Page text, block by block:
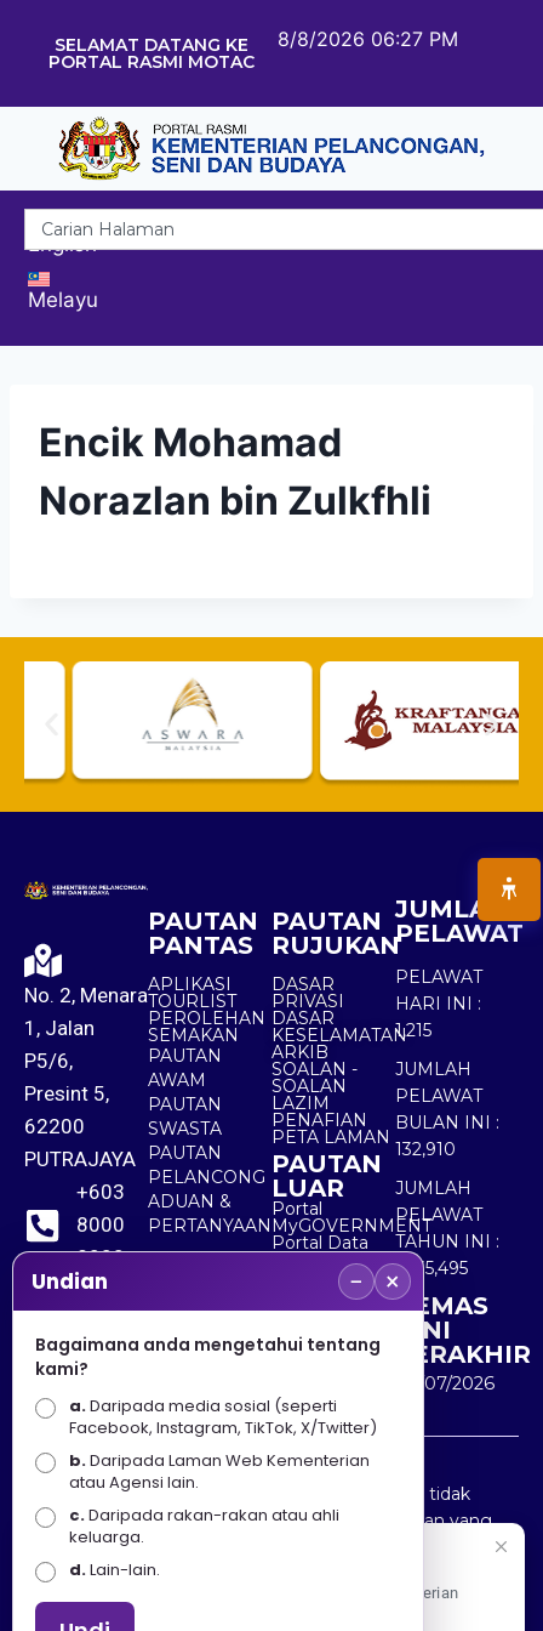
SELAMAT DATANG KE
PORTAL RASMI MOTAC
8/8/2026 06:27 PM
English
Melayu
Encik Mohamad
Norazlan bin Zulkfhli
No. 2, Menara
1, Jalan
P5/6,
Presint 5,
62200
PUTRAJAYA
+603
8000
8000
+603
8891
7100
PAUTAN
PANTAS
APLIKASI
TOURLIST
PEROLEHAN
SEMAKAN
PAUTAN
AWAM
PAUTAN
SWASTA
PAUTAN
PELANCONG
ADUAN &
PERTANYAAN
PAUTAN
RUJUKAN
DASAR
PRIVASI
DASAR
KESELAMATAN
ARKIB
SOALAN -
SOALAN
LAZIM
PENAFIAN
PETA LAMAN
PAUTAN
LUAR
Portal
MyGOVERNMENT
Portal Data
Terbuka
Sektor Awam
JUMLAH
PELAWAT
PELAWAT
HARI INI :
1,215
JUMLAH
PELAWAT
BULAN INI :
132,910
JUMLAH
PELAWAT
TAHUN INI :
5,535,495
KEMAS
KINI
TERAKHIR
30/07/2026
Penafian : Kerajaan Malaysia dan Kementerian
Pelancongan Seni dan Budaya (MOTAC) adalah tidak
bertanggungjawab atas kehilangan atau kerugian yang
disebabkan oleh penggunaan mana-mana maklumat
yang diperolehi dari portal ini.
Undian − ×
Bagaimana anda mengetahui tentang
kami?
a.Daripada media sosial (seperti
Facebook, Instagram, TikTok, X/Twitter)
b.Daripada Laman Web Kementerian
atau Agensi lain.
c.Daripada rakan-rakan atau ahli
keluarga.
d.Lain-lain.
Apa Khabar! Selamat datang ke Portal Rasmi Kementerian
Pelancongan, Seni dan Budaya